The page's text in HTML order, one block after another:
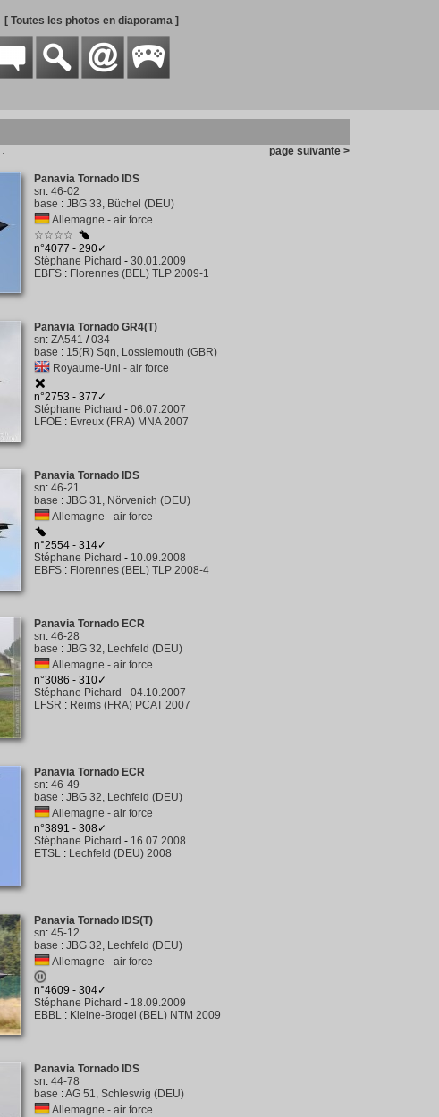
[ Toutes les photos en diaporama ]
page suivante >
Panavia Tornado IDS
sn: 46-02
base : JBG 33, Büchel (DEU)
Allemagne - air force
☆☆☆☆
n°4077 - 290✓
Stéphane Pichard - 30.01.2009
EBFS : Florennes (BEL) TLP 2009-1
Panavia Tornado GR4(T)
sn: ZA541 /034
base : 15(R) Sqn, Lossiemouth (GBR)
Royaume-Uni - air force
n°2753 - 377✓
Stéphane Pichard - 06.07.2007
LFOE : Evreux (FRA) MNA 2007
Panavia Tornado IDS
sn: 46-21
base : JBG 31, Nörvenich (DEU)
Allemagne - air force
n°2554 - 314✓
Stéphane Pichard - 10.09.2008
EBFS : Florennes (BEL) TLP 2008-4
Panavia Tornado ECR
sn: 46-28
base : JBG 32, Lechfeld (DEU)
Allemagne - air force
n°3086 - 310✓
Stéphane Pichard - 04.10.2007
LFSR : Reims (FRA) PCAT 2007
Panavia Tornado ECR
sn: 46-49
base : JBG 32, Lechfeld (DEU)
Allemagne - air force
n°3891 - 308✓
Stéphane Pichard - 16.07.2008
ETSL : Lechfeld (DEU) 2008
Panavia Tornado IDS(T)
sn: 45-12
base : JBG 32, Lechfeld (DEU)
Allemagne - air force
n°4609 - 304✓
Stéphane Pichard - 18.09.2009
EBBL : Kleine-Brogel (BEL) NTM 2009
Panavia Tornado IDS
sn: 44-78
base :AG 51, Schleswig (DEU)
Allemagne - air force